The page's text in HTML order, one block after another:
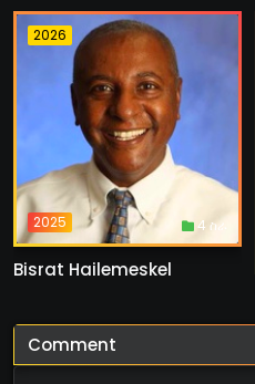
2026
2025 4 ስራ
Bisrat Hailemeskel
Comment